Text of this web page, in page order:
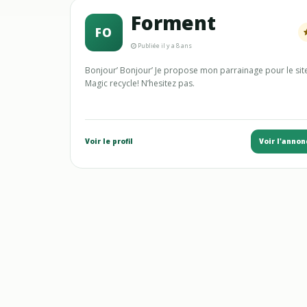
FO Forment
Publiée il y a 8 ans
Bonjour’ Bonjour’ Je propose mon parrainage pour le
Magic recycle! N’hesitez pas.
Voir le profil Voir